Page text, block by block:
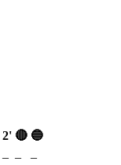
2' 🔴 🔵
– –
–